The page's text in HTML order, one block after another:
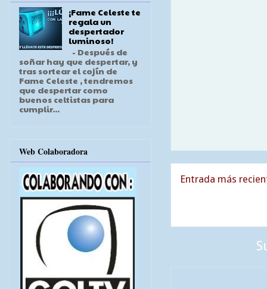
Entrada más
¡Fame Celeste te
regala un
despertador
luminoso!
- Después de
soñar hay que despertar, y
tras sortear el cojín de
Fame Celeste , tendremos
que despertar como
buenos celtistas para
cumplir...
Web Colaboradora